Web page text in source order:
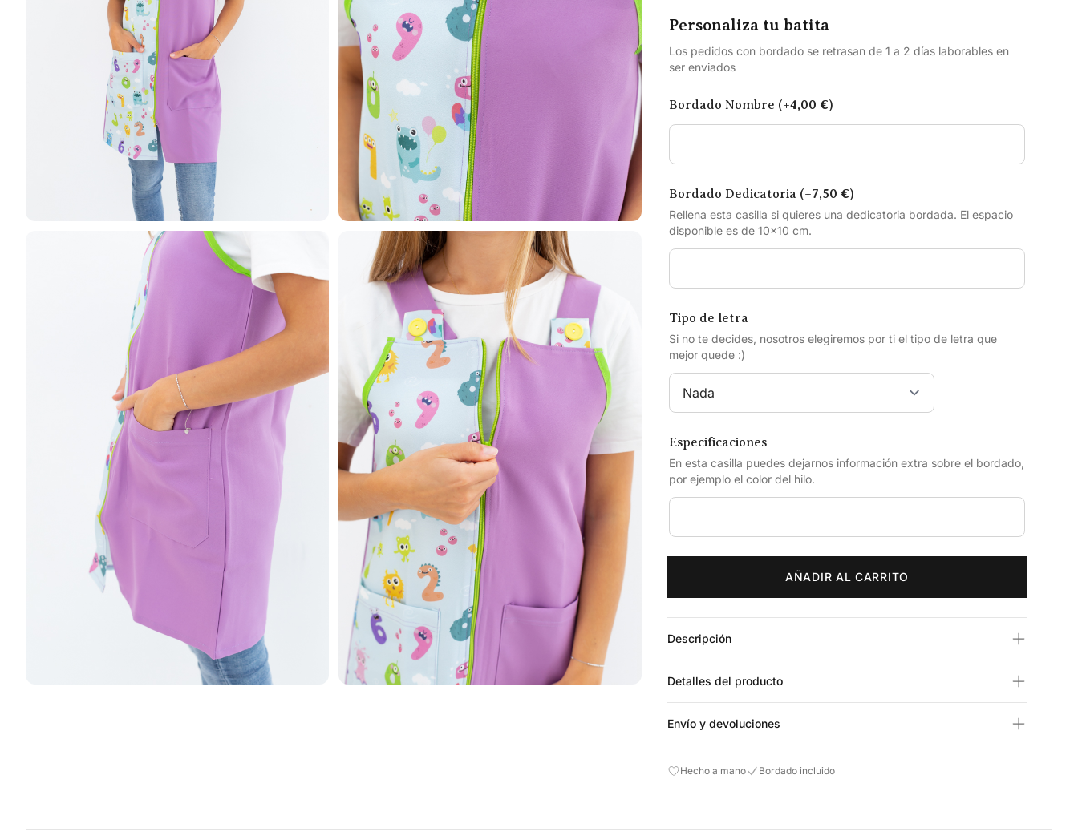
Personaliza tu batita
Los pedidos con bordado se retrasan de 1 a 2 días laborables en
ser enviados
Bordado Nombre (+4,00 €)
Bordado Dedicatoria (+7,50 €)
Rellena esta casilla si quieres una dedicatoria bordada. El espacio
disponible es de 10×10 cm.
Tipo de letra
Si no te decides, nosotros elegiremos por ti el tipo de letra que
mejor quede :)
Especificaciones
En esta casilla puedes dejarnos información extra sobre el bordado,
por ejemplo el color del hilo.
AÑADIR AL CARRITO
Descripción
Detalles del producto
Envío y devoluciones
Hecho a mano Bordado incluido